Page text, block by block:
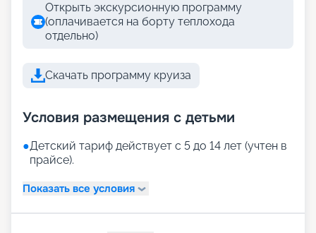
Открыть экскурсионную программу
(оплачивается на борту теплохода
отдельно)
Скачать программу круиза
Условия размещения с детьми
●Детский тариф действует с 5 до 14 лет (учтен в
прайсе).
Показать все условия